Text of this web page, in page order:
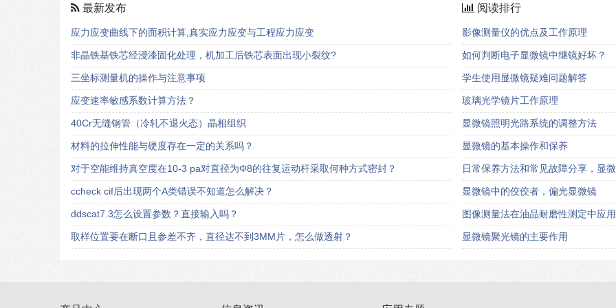
最新发布
应力应变曲线下的面积计算,真实应力应变与工程应力应变
非晶铁基铁芯经浸漆固化处理，机加工后铁芯表面出现小裂纹?
三坐标测量机的操作与注意事项
应变速率敏感系数计算方法？
40Cr无缝钢管（冷轧不退火态）晶相组织
材料的拉伸性能与硬度存在一定的关系吗？
对于空能维持真空度在10-3 pa对直径为Φ8的往复运动杆采取何种方式密封？
ccheck cif后出现两个A类错误不知道怎么解决？
ddscat7.3怎么设置参数？直接输入吗？
取样位置要在断口且参差不齐，直径达不到3MM片，怎么做透射？
阅读排行
影像测量仪的优点及工作原理
如何判断电子显微镜中继镜好坏？
学生使用显微镜疑难问题解答
玻璃光学镜片工作原理
显微镜照明光路系统的调整方法
显微镜的基本操作和保养
日常保养方法和常见故障分享，显
显微镜中的佼佼者，偏光显微镜
图像测量法在油品耐磨性测定中应用
显微镜聚光镜的主要作用